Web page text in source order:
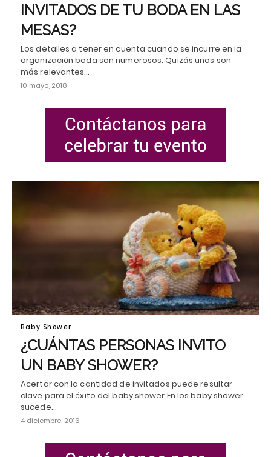
INVITADOS DE TU BODA EN LAS
MESAS?
Los detalles a tener en cuenta cuando se incurre en la
organización boda son numerosos. Quizás unos son
más relevantes…
10 mayo, 2018
Baby Shower
¿CUÁNTAS PERSONAS INVITO
UN BABY SHOWER?
Acertar con la cantidad de invitados puede resultar
clave para el éxito del baby shower En los baby shower
sucede…
4 diciembre, 2016